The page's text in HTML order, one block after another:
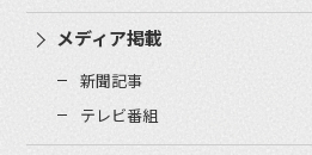
メディア掲載
新聞記事
テレビ番組